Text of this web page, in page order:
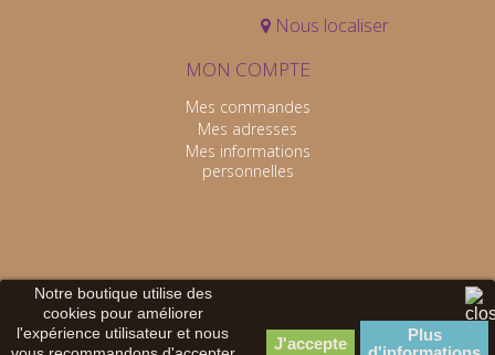
Notre boutique utilise des
cookies pour améliorer
l'expérience utilisateur et nous
Plus
Nous localiser
MON COMPTE
Mes commandes
Mes adresses
Mes informations
personnelles